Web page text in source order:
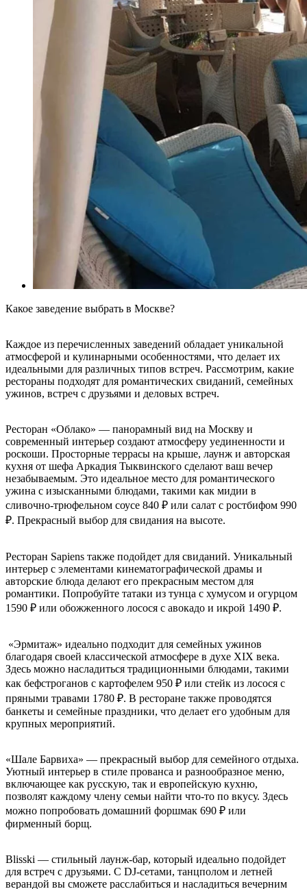
Какое заведение выбрать в Москве?
Каждое из перечисленных заведений обладает уникальной
атмосферой и кулинарными особенностями, что делает их
идеальными для различных типов встреч. Рассмотрим, какие
рестораны подходят для романтических свиданий, семейных
ужинов, встреч с друзьями и деловых встреч.
Ресторан «Облако» — панорамный вид на Москву и
современный интерьер создают атмосферу уединенности и
роскоши. Просторные террасы на крыше, лаунж и авторская
кухня от шефа Аркадия Тыквинского сделают ваш вечер
незабываемым. Это идеальное место для романтического
ужина с изысканными блюдами, такими как мидии в
сливочно-трюфельном соусе 840 ₽ или салат с ростбифом 990
₽. Прекрасный выбор для свидания на высоте.
Ресторан Sapiens также подойдет для свиданий. Уникальный
интерьер с элементами кинематографической драмы и
авторские блюда делают его прекрасным местом для
романтики. Попробуйте татаки из тунца с хумусом и огурцом
1590 ₽ или обожженного лосося с авокадо и икрой 1490 ₽.
«Эрмитаж» идеально подходит для семейных ужинов
благодаря своей классической атмосфере в духе XIX века.
Здесь можно насладиться традиционными блюдами, такими
как бефстроганов с картофелем 950 ₽ или стейк из лосося с
пряными травами 1780 ₽. В ресторане также проводятся
банкеты и семейные праздники, что делает его удобным для
крупных мероприятий.
«Шале Барвиха» — прекрасный выбор для семейного отдыха.
Уютный интерьер в стиле прованса и разнообразное меню,
включающее как русскую, так и европейскую кухню,
позволят каждому члену семьи найти что-то по вкусу. Здесь
можно попробовать домашний форшмак 690 ₽ или
фирменный борщ.
Blisski — стильный лаунж-бар, который идеально подойдет
для встреч с друзьями. С DJ-сетами, танцполом и летней
верандой вы сможете расслабиться и насладиться вечерним